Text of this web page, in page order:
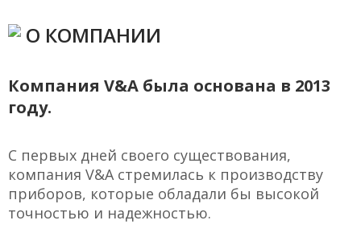
О КОМПАНИИ
Компания V&A была основана в 2013
году.
С первых дней своего существования,
компания V&A стремилась к производству
приборов, которые обладали бы высокой
точностью и надежностью.